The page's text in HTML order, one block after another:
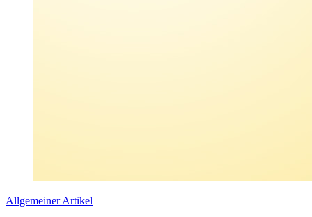
Allgemeiner Artikel